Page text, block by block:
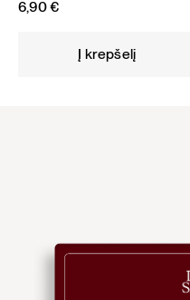
6,90€
Į krepšelį